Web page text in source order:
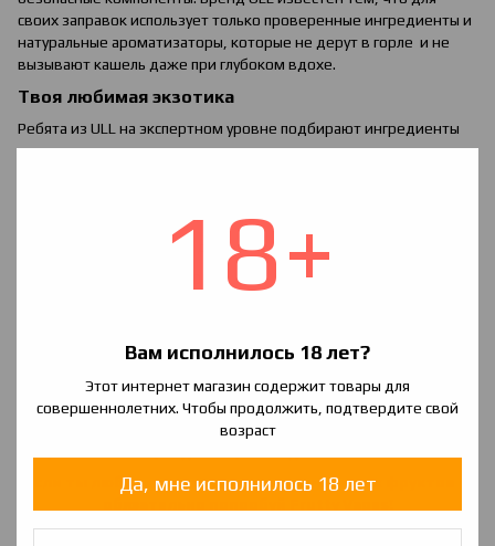
18+
Вам исполнилось 18 лет?
Этот интернет магазин содержит товары для
совершеннолетних. Чтобы продолжить, подтвердите свой
возраст
Да, мне исполнилось 18 лет
своих заправок использует только проверенные ингредиенты и
натуральные ароматизаторы, которые не дерут в горле и не
вызывают кашель даже при глубоком вдохе.
Твоя любимая экзотика
Ребята из ULL на экспертном уровне подбирают ингредиенты
для своих заправок, поэтому у парильщиков есть возможность
гармоничным подбором нескольких компонентов:
Вязкий глицерин для дымности – 70%.
0, 1 и 3мг никотина. Жидкость поставляется объёмом
60 мл, чего хватит для заправки 50-60 сигарет. Производитель
позаботился даже о мелочах, предложив нам компактный
флакон с удобным носиком-дозатором для заправки и
Если ты любитель экзотики и кисло-сладких фруктов —
Экзотика на любой вкус: